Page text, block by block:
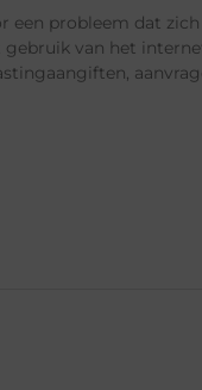
een probleem dat
van het